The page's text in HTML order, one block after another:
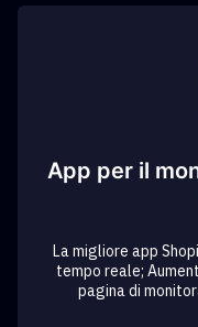
App per il
La migliore app
tempo reale;
pagina di